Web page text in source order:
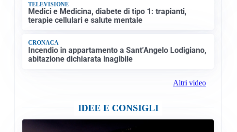
TELEVISIONE
Medici e Medicina, diabete di tipo 1: trapianti,
terapie cellulari e salute mentale
CRONACA
Incendio in appartamento a Sant’Angelo Lodigiano,
abitazione dichiarata inagibile
Altri video
IDEE E CONSIGLI